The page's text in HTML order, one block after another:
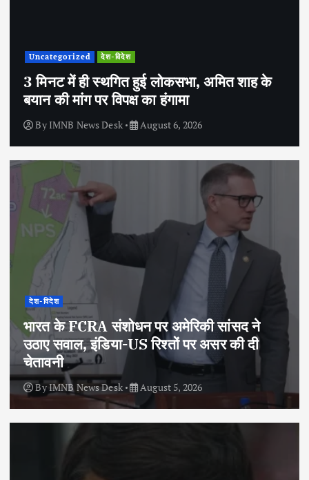
Uncategorized देश-विदेश
3 मिनट में ही स्थगित हुई लोकसभा, अमित शाह के
बयान की मांग पर विपक्ष का हंगामा
By IMNB News Desk August 6, 2026
देश-विदेश
भारत के FCRA संशोधन पर अमेरिकी सांसद ने
उठाए सवाल, इंडिया-US रिश्तों पर असर की दी
चेतावनी
ByIMNB News Desk August 5, 2026